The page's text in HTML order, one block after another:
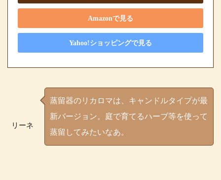
Amazonで見る
Yahoo!ショッピングで見る
リーネ
蒸留器のリカロマは、キャンドルタイプが最
新バージョン。庭で育てるハーブ等を使って
蒸留してみたいなあ。